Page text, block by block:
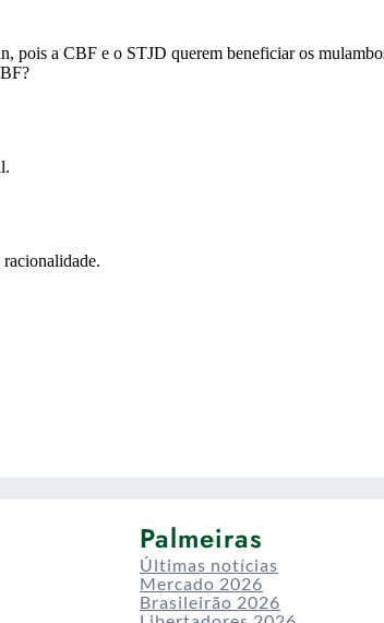
Palmeiras
Últimas notícias
Mercado 2026
Brasileirão 2026